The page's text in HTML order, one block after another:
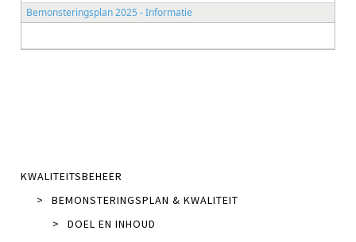
Bemonsteringsplan 2025 - Informatie
KWALITEITSBEHEER
>
BEMONSTERINGSPLAN & KWALITEIT
>
DOEL EN INHOUD